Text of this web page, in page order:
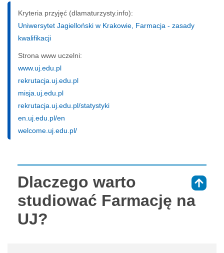
Kryteria przyjęć (dlamaturzysty.info):
Uniwersytet Jagielloński w Krakowie, Farmacja - zasady
kwalifikacji
Strona www uczelni:
www.uj.edu.pl
rekrutacja.uj.edu.pl
misja.uj.edu.pl
rekrutacja.uj.edu.pl/statystyki
en.uj.edu.pl/en
welcome.uj.edu.pl/
Dlaczego warto
studiować Farmację na
UJ?